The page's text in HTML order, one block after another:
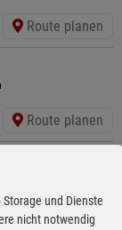
Route planen
Route planen
Route planen
und Dienste
nicht notwendig